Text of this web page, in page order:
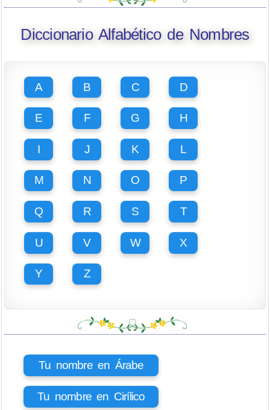
Diccionario Alfabético de Nombres
A B C D
E F G H
I J K L
M N O P
Q R S T
U V W X
Y Z
Tu nombre en Árabe
Tu nombre en Cirílico